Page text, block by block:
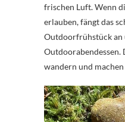
frischen Luft. Wenn
erlauben, fängt das
Outdoorfrühstück an
Outdoorabendessen.
wandern und